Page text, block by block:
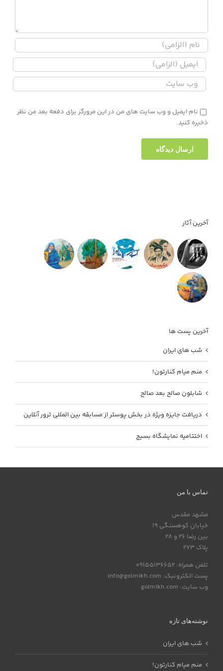
نام ایمیل و وب سایت های من در این مرورگر برای دفعه بعد من نظر
ذخیره کنید.
آخرین آثار
آخرین پست ها
شب های ایران
منم میام کنارتون!
شابلون صالح بعد صالح
دریافت جایزه ویژه در بخش پوستر از مسابقه بین المللی ترور آنلاین
اختتامیه نمایشگاه بسیج
تماس با من
مشهد مقدس
خیابان کوهسنگی 19
بین رضا 26 و 28
پلاک 273
تلفن همراه: 09155136652
پست الکترونیک: info@golmikh.com
وب سایت: golmikh.com
نوشته‌های تازه
شب های ایران
منم میام کنارتون!